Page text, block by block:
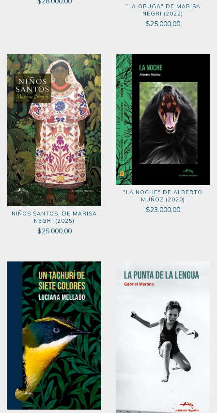
MARISA NEGRI (2025)
"LA ORUGA" DE MARISA
NEGRI (2022)
$25.000,00
NIÑOS SANTOS, DE MARISA
NEGRI (2025)
$25.000,00
"LA NOCHE" DE ALBERTO
MUÑOZ (2020)
$23.000,00